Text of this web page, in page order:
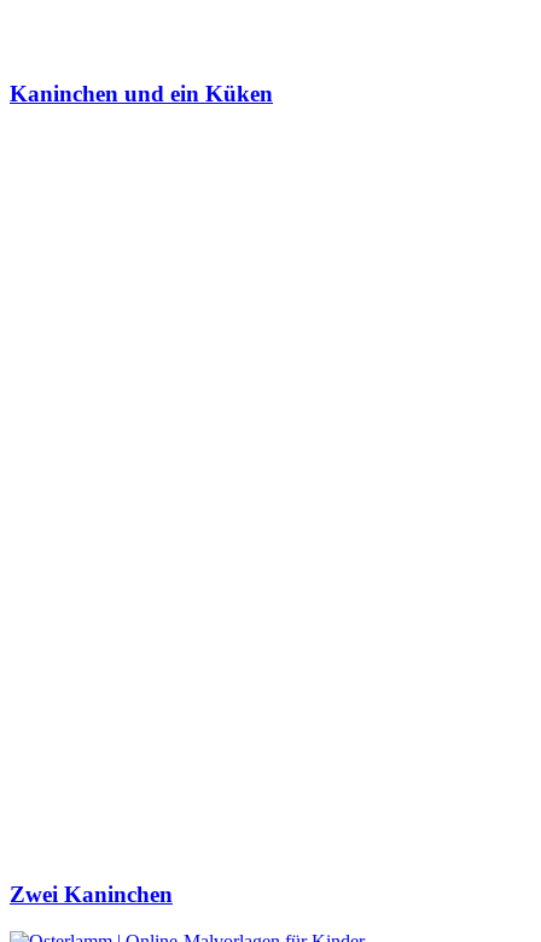
Kaninchen und ein Küken
Zwei Kaninchen